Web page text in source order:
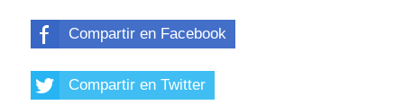
Compartir en Facebook
Compartir en Twitter